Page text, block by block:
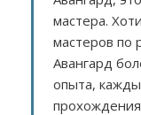
мастера.
мастеров по
Авангард
опыта,